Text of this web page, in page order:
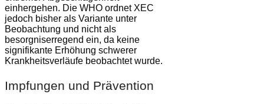
einhergehen. Die WHO ordnet XEC
jedoch bisher als Variante unter
Beobachtung und nicht als
besorgniserregend ein, da keine
signifikante Erhöhung schwerer
Krankheitsverläufe beobachtet wurde​.
Impfungen und Prävention